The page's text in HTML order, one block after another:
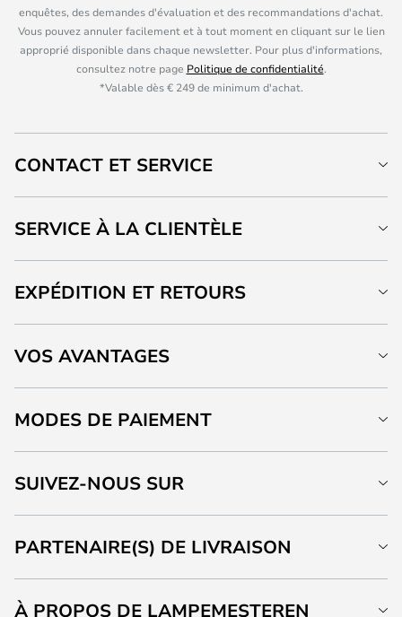
enquêtes, des demandes d'évaluation et des recommandations d'achat.
Vous pouvez annuler facilement et à tout moment en cliquant sur le lien
approprié disponible dans chaque newsletter. Pour plus d'informations,
consultez notre page Politique de confidentialité.
*Valable dès € 249 de minimum d'achat.
CONTACT ET SERVICE
SERVICE À LA CLIENTÈLE
EXPÉDITION ET RETOURS
VOS AVANTAGES
MODES DE PAIEMENT
SUIVEZ-NOUS SUR
PARTENAIRE(S) DE LIVRAISON
À PROPOS DE LAMPEMESTEREN